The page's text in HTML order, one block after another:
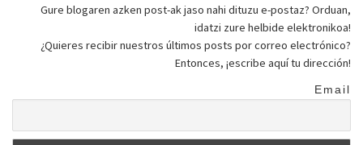
Gure blogaren azken post-ak jaso nahi dituzu e-postaz? Orduan,
idatzi zure helbide elektronikoa!
¿Quieres recibir nuestros últimos posts por correo electrónico?
Entonces, ¡escribe aquí tu dirección!
Email